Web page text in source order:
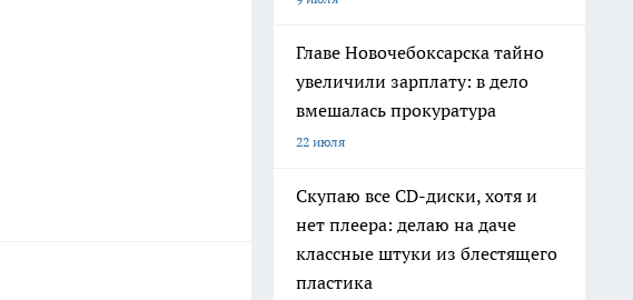
Главе Новочебоксарска тайно
увеличили зарплату: в дело
вмешалась прокуратура
22 июля
Скупаю все CD-диски, хотя и
нет плеера: делаю на даче
классные штуки из блестящего
пластика